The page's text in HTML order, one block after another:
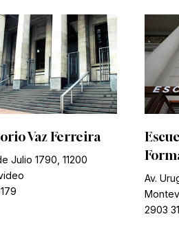
Vaz Ferreira
Julio 1790, 11200
Av.
2903